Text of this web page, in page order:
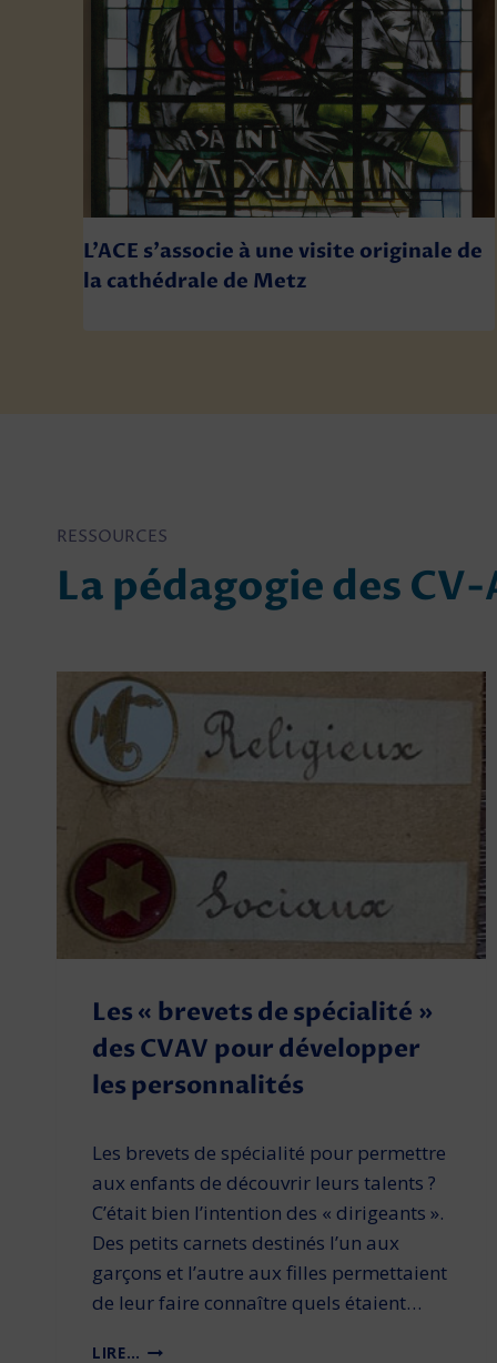
L’ACE s’associe à une visite originale de
la cathédrale de Metz
RESSOURCES
La pédagogie des CV-
Les « brevets de spécialité »
des CVAV pour développer
les personnalités
Les brevets de spécialité pour permettre
aux enfants de découvrir leurs talents ?
C’était bien l’intention des « dirigeants ».
Des petits carnets destinés l’un aux
garçons et l’autre aux filles permettaient
de leur faire connaître quels étaient…
LIRE… L